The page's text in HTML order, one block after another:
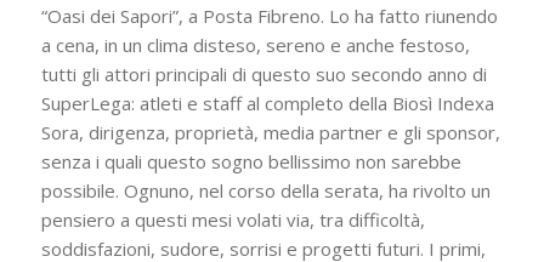
“Oasi dei Sapori”, a Posta Fibreno. Lo ha fatto riunendo
a cena, in un clima disteso, sereno e anche festoso,
tutti gli attori principali di questo suo secondo anno di
SuperLega: atleti e staff al completo della Biosì Indexa
Sora, dirigenza, proprietà, media partner e gli sponsor,
senza i quali questo sogno bellissimo non sarebbe
possibile. Ognuno, nel corso della serata, ha rivolto un
pensiero a questi mesi volati via, tra difficoltà,
soddisfazioni, sudore, sorrisi e progetti futuri. I primi,